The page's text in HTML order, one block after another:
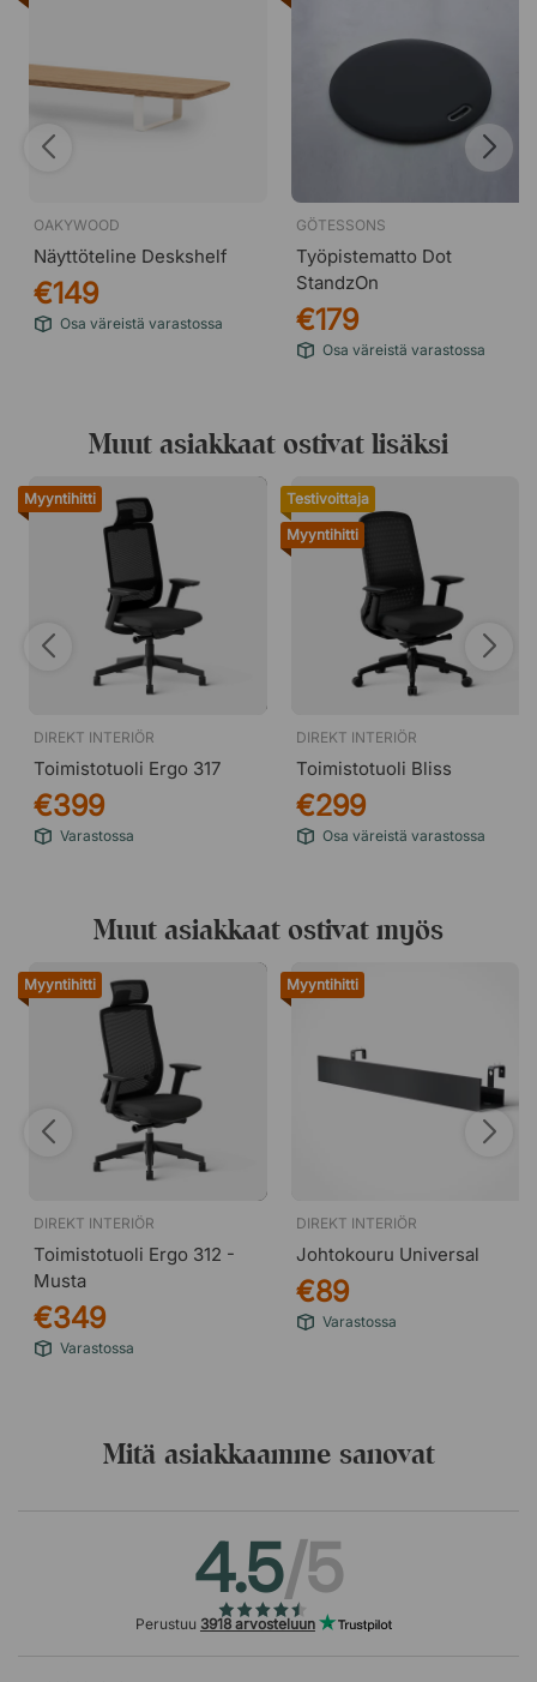
OAKYWOOD
Näyttöteline Deskshelf
€149
Osa väreistä varastossa
GÖTESSONS
Työpistematto Dot
StandzOn
€179
Osa väreistä varastossa
Muut asiakkaat ostivat lisäksi
Myyntihitti
DIREKT INTERIÖR
Toimistotuoli Ergo 317
€399
Varastossa
Testivoittaja
Myyntihitti
DIREKT INTERIÖR
Toimistotuoli Bliss
€299
Osa väreistä varastossa
Muut asiakkaat ostivat myös
Myyntihitti
DIREKT INTERIÖR
Toimistotuoli Ergo 312 -
Musta
€349
Varastossa
Myyntihitti
DIREKT INTERIÖR
Johtokouru Universal
€89
Varastossa
Mitä asiakkaamme sanovat
4.5/5
Perustuu 3918 arvosteluun